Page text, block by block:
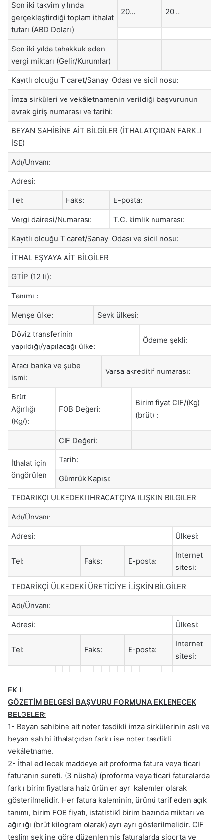
Son iki takvim yılında
gerçekleştirdiği toplam ithalat
tutarı (ABD Doları)
20… 20…
Son iki yılda tahakkuk eden
vergi miktarı (Gelir/Kurumlar)
Kayıtlı olduğu Ticaret/Sanayi Odası ve sicil nosu:
İmza sirküleri ve vekâletnamenin verildiği başvurunun
evrak giriş numarası ve tarihi:
BEYAN SAHİBİNE AİT BİLGİLER (İTHALATÇIDAN FARKLI
İSE)
Adı/Unvanı:
Adresi:
Tel: Faks: E-posta:
Vergi dairesi/Numarası: T.C. kimlik numarası:
Kayıtlı olduğu Ticaret/Sanayi Odası ve sicil nosu:
İTHAL EŞYAYA AİT BİLGİLER
GTİP (12 li):
Tanımı :
Menşe ülke: Sevk ülkesi:
Döviz transferinin
yapıldığı/yapılacağı ülke:
Ödeme şekli:
Aracı banka ve şube
ismi:
Varsa akreditif numarası:
Brüt
Ağırlığı
(Kg/):
FOB Değeri:
Birim fiyat CIF/(Kg)
(brüt) :
CIF Değeri:
İthalat için
öngörülen
Tarih:
Gümrük Kapısı:
TEDARİKÇİ ÜLKEDEKİ İHRACATÇIYA İLİŞKİN BİLGİLER
Adı/Ünvanı:
Adresi: Ülkesi:
Tel: Faks: E-posta:
Internet
sitesi:
TEDARİKÇİ ÜLKEDEKİ ÜRETİCİYE İLİŞKİN BİLGİLER
Adı/Ünvanı:
Adresi: Ülkesi:
Tel: Faks: E-posta:
Internet
sitesi:
EK II
GÖZETİM BELGESİ BAŞVURU FORMUNA EKLENECEK
BELGELER:
1- Beyan sahibine ait noter tasdikli imza sirkülerinin aslı ve
beyan sahibi ithalatçıdan farklı ise noter tasdikli
vekâletname.
2- İthal edilecek maddeye ait proforma fatura veya ticari
faturanın sureti. (3 nüsha) (proforma veya ticari faturalarda
farklı birim fiyatlara haiz ürünler ayrı kalemler olarak
gösterilmelidir. Her fatura kaleminin, ürünü tarif eden açık
tanımı, birim FOB fiyatı, istatistikî birim bazında miktarı ve
ağırlığı (brüt kilogram olarak) ayrı ayrı gösterilmelidir. CIF
teslim şekline göre düzenlenmiş faturalarda sigorta ve